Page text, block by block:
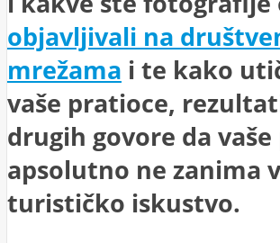
objavljivali na
mrežama i te kako
vaše pratioce,
drugih govore da
apsolutno ne zanima
turističko iskustvo.